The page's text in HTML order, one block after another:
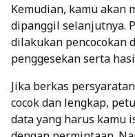
Kemudian, kamu akan
dipanggil selanjutnya.
dilakukan pencocokan
penggesekan serta
Jika berkas
cocok dan lengkap,
data yang harus kamu